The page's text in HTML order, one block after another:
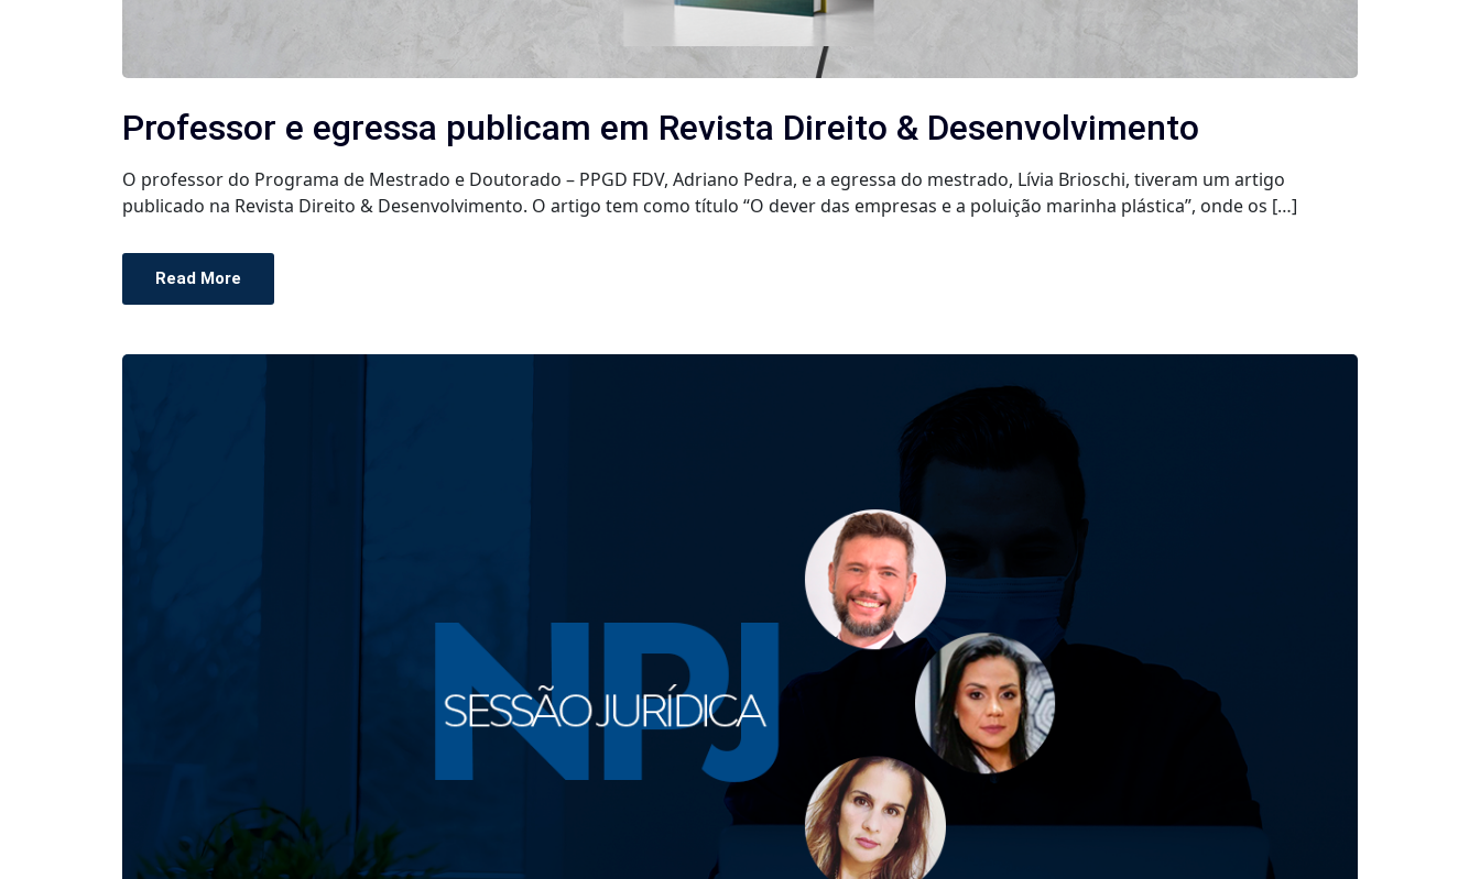
Professor e egressa publicam em Revista Direito & Desenvolvimento
O professor do Programa de Mestrado e Doutorado – PPGD FDV, Adriano Pedra, e a egressa do mestrado, Lívia Brioschi, tiveram um artigo
publicado na Revista Direito & Desenvolvimento. O artigo tem como título “O dever das empresas e a poluição marinha plástica”, onde os […]
Read More